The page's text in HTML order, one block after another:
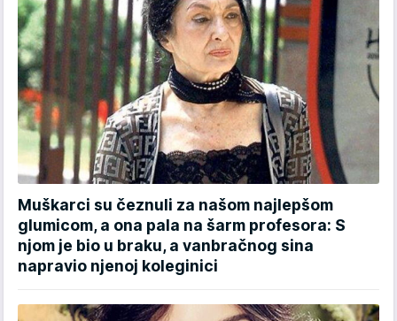
Muškarci su čeznuli za našom najlepšom
glumicom, a ona pala na šarm profesora: S
njom je bio u braku, a vanbračnog sina
napravio njenoj koleginici